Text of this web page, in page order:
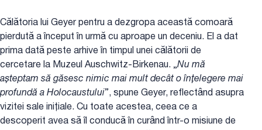
Călătoria lui Geyer pentru a dezgropa această comoară
pierdută a început în urmă cu aproape un deceniu. El a dat
prima dată peste arhive în timpul unei călătorii de
cercetare la Muzeul Auschwitz-Birkenau. „Nu mă
așteptam să găsesc nimic mai mult decât o înțelegere mai
profundă a Holocaustului”, spune Geyer, reflectând asupra
vizitei sale inițiale. Cu toate acestea, ceea ce a
descoperit avea să îl conducă în curând într-o misiune de